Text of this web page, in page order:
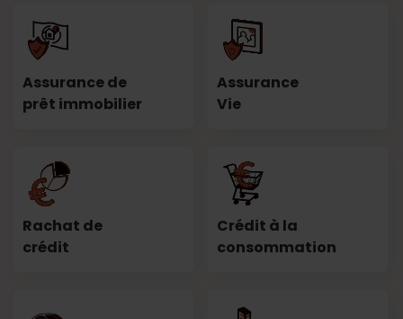
Assurance de
prêt immobilier
Assurance
Vie
Rachat de
crédit
Crédit à la
consommation